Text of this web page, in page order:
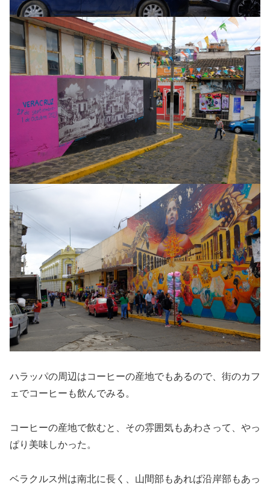
ハラッパの周辺はコーヒーの産地でもあるので、街のカフ
ェでコーヒーも飲んでみる。
コーヒーの産地で飲むと、その雰囲気もあわさって、やっ
ぱり美味しかった。
ベラクルス州は南北に長く、山間部もあれば沿岸部もあっ